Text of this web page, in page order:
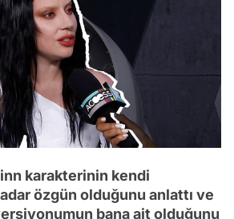
karakterinin kendi
özgün olduğunu anlattı ve
bana ait olduğunu